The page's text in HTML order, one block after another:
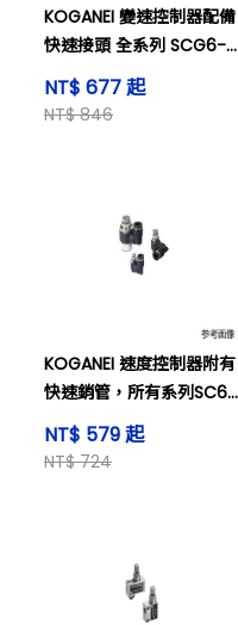
KOGANEI 變速控制器配備
快速接頭 全系列 SCG6-
02-A
NT$ 677 起
NT$ 846
KOGANEI 速度控制器附有
快速銷管，所有系列SC6-
M5-MB。
NT$ 579 起
NT$ 724